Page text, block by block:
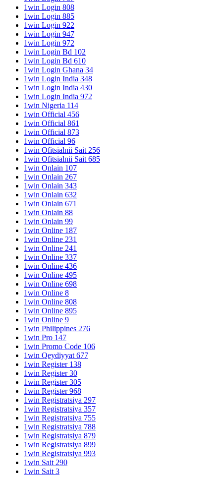
1win Login 808
1win Login 885
1win Login 922
1win Login 947
1win Login 972
1win Login Bd 102
1win Login Bd 610
1win Login Ghana 34
1win Login India 348
1win Login India 430
1win Login India 972
1win Nigeria 114
1win Official 456
1win Official 861
1win Official 873
1win Official 96
1win Ofitsialnii Sait 256
1win Ofitsialnii Sait 685
1win Onlain 107
1win Onlain 267
1win Onlain 343
1win Onlain 632
1win Onlain 671
1win Onlain 88
1win Onlain 99
1win Online 187
1win Online 231
1win Online 241
1win Online 337
1win Online 436
1win Online 495
1win Online 698
1win Online 8
1win Online 808
1win Online 895
1win Online 9
1win Philippines 276
1win Pro 147
1win Promo Code 106
1win Qeydiyyat 677
1win Register 138
1win Register 30
1win Register 305
1win Register 968
1win Registratsiya 297
1win Registratsiya 357
1win Registratsiya 755
1win Registratsiya 788
1win Registratsiya 879
1win Registratsiya 899
1win Registratsiya 993
1win Sait 290
1win Sait 3